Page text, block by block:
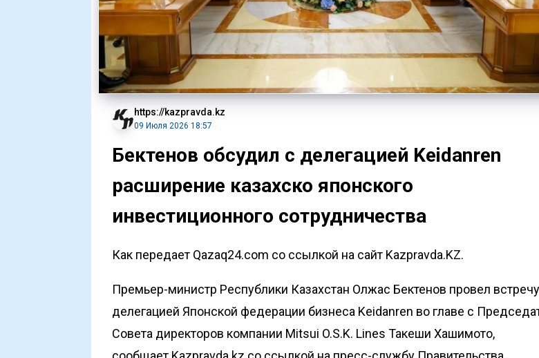
https://kazpravda.kz
09 Июля 2026 18:57
Бектенов обсудил с делегацией Keidanren
расширение казахско японского
инвестиционного сотрудничества
Как передает Qazaq24.com со ссылкой на сайт Kazpravda.KZ.
Премьер-министр Республики Казахстан Олжас Бектенов провел
делегацией Японской федерации бизнеса Keidanren во главе с
Совета директоров компании Mitsui O.S.K. Lines Такеши Хашимото,